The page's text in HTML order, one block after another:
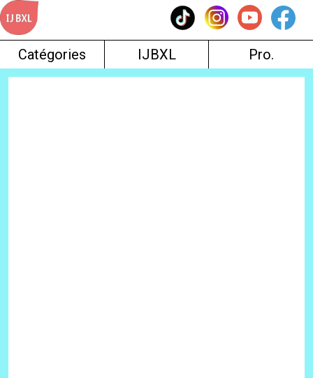
Skip
to
content
Catégories IJBXL Pro.